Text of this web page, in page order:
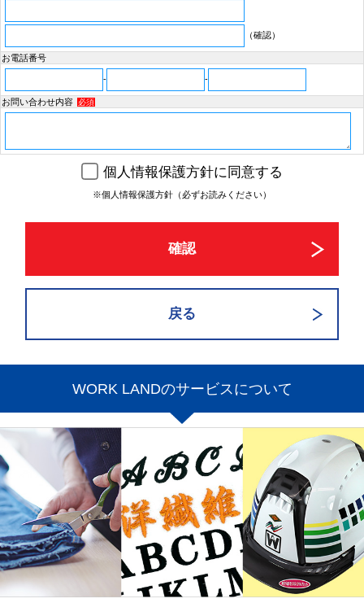
（確認）
お電話番号
- -
お問い合わせ内容 必須
個人情報保護方針に同意する
※個人情報保護方針（必ずお読みください）
WORK LANDのサービスについて